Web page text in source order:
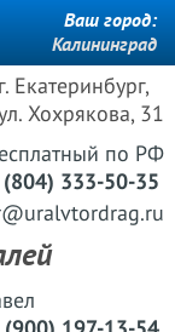
г. Екатеринбург,
Хохрякова, 31
по РФ
(804) 333-50-35
Ваш город:
Калининград